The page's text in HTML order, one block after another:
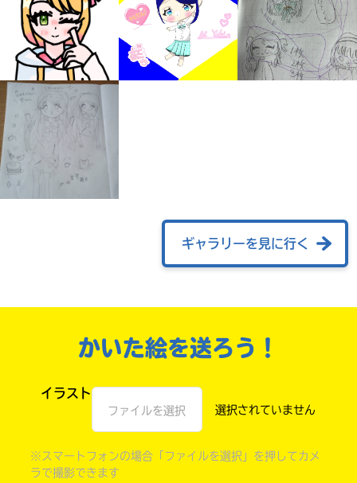
本だなが作れる！
ギャラリーを見に行く
かいた絵を送ろう！
イラスト
ファイルを選択
※スマートフォンの場合「ファイルを選択」を押してカメ
ラで撮影できます